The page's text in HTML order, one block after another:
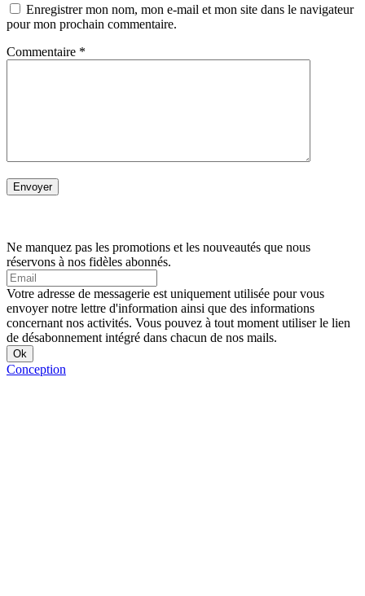
Enregistrer mon nom, mon e-mail et mon site dans le navigateur
pour mon prochain commentaire.
Commentaire *
Ne manquez pas les promotions et les nouveautés que nous
réservons à nos fidèles abonnés.
Votre adresse de messagerie est uniquement utilisée pour vous
envoyer notre lettre d'information ainsi que des informations
concernant nos activités. Vous pouvez à tout moment utiliser le lien
de désabonnement intégré dans chacun de nos mails.
Conception